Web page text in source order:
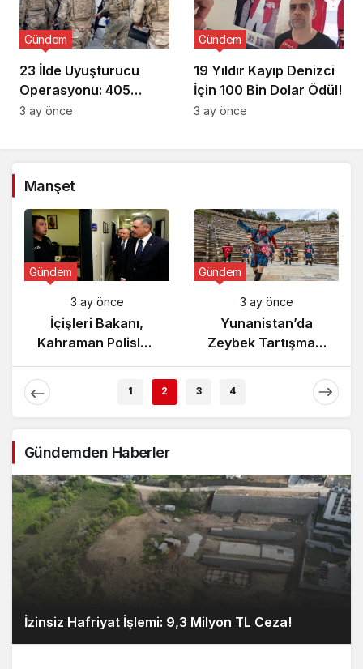
23 İlde Uyuşturucu
Operasyonu: 405
Gözaltı!
Gündem
3 ay önce
19 Yıldır Kayıp Denizci
İçin 100 Bin Dolar Ödül!
Gündem
3 ay önce
Manşet
Gündem
3 ay önce
İzinsiz Hafriyat
İşlemi: 9,3 Milyon
TL Ceza!
Gündem
3 ay önce
İçişleri Bakanı,
Kahraman Polisleri
Ziyaret Etti
1 2 3 4
Gündemden Haberler
İzinsiz Hafriyat İşlemi: 9,3 Milyon TL Ceza!